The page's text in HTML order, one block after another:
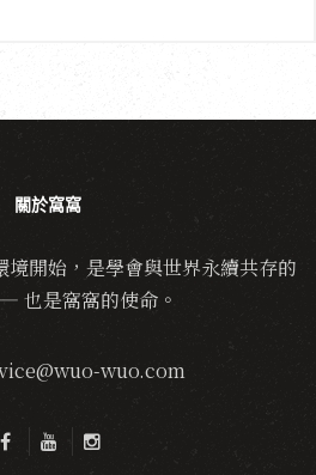
關於窩窩
開始，是學會與世界永續共存的
也是窩窩的使命。
wuo.com